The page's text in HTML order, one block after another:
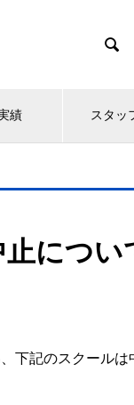

績 スタッ
につい
下記のスクールは